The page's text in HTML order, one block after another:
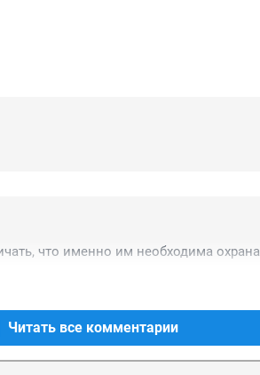
что именно им необходима охрана
Читать все комментарии